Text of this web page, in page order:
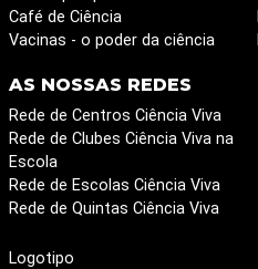
Café de Ciência
Vacinas - o poder da ciência
AS NOSSAS REDES
Rede de Centros Ciência Viva
Rede de Clubes Ciência Viva na
Escola
Rede de Escolas Ciência Viva
Rede de Quintas Ciência Viva
Logotipo